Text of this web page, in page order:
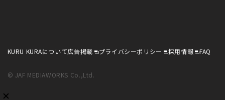
KURU KURAについて広告掲載 プライバシーポリシー 採用情報 FAQ
© JAF MEDIAWORKS Co.,Ltd.